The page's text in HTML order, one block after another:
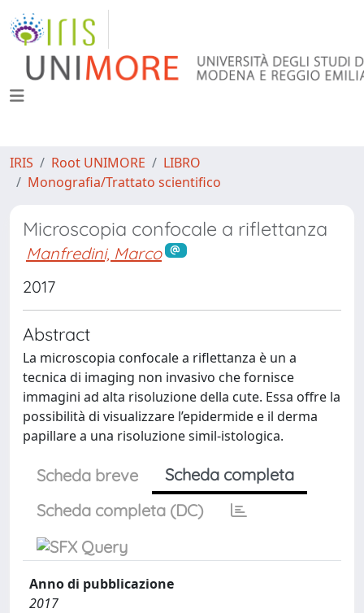
IRIS Root UNIMORE
LIBRO
Monografia/Trattato scientifico
Microscopia confocale a riflettanza
Manfredini, Marco
2017
Abstract
La microscopia confocale a riflettanza è un a
tecnica di imaging non invasivo che fornisce
immagini ad alta risoluzione della cute. Essa offre la
possibilità di visualizzare l’epidermide e il derma
papillare a una risoluzione simil-istologica.
Scheda breve
Scheda completa
Scheda completa (DC)
Anno di pubblicazione
2017